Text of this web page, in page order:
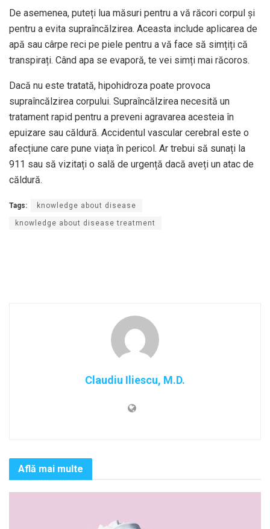
De asemenea, puteți lua măsuri pentru a vă răcori corpul și
pentru a evita supraîncălzirea. Aceasta include aplicarea de
apă sau cârpe reci pe piele pentru a vă face să simțiți că
transpirați. Când apa se evaporă, te vei simți mai răcoros.
Dacă nu este tratată, hipohidroza poate provoca
supraîncălzirea corpului. Supraîncălzirea necesită un
tratament rapid pentru a preveni agravarea acesteia în
epuizare sau căldură. Accidentul vascular cerebral este o
afecțiune care pune viața în pericol. Ar trebui să sunați la
911 sau să vizitați o sală de urgență dacă aveți un atac de
căldură.
Tags: knowledge about disease
knowledge about disease treatment
Claudiu Iliescu, M.D.
Află mai multe